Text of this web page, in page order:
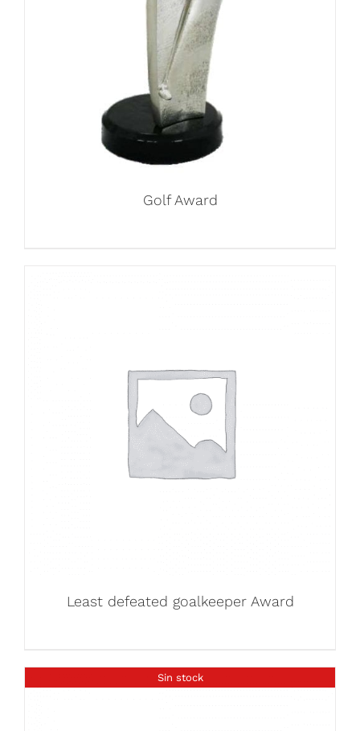
Golf Award
Least defeated goalkeeper Award
Sin stock